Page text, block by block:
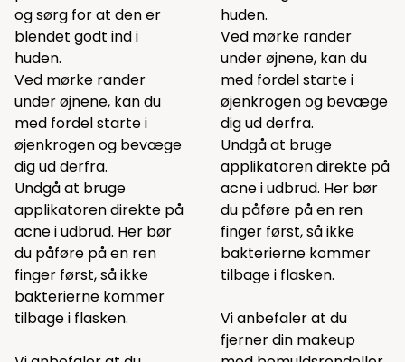
og sørg for at den er
blendet godt ind i
huden.
Ved mørke rander
under øjnene, kan du
med fordel starte i
øjenkrogen og bevæge
dig ud derfra.
Undgå at bruge
applikatoren direkte på
acne i udbrud. Her bør
du påføre på en ren
finger først, så ikke
bakterierne kommer
tilbage i flasken.
huden.
Ved mørke rander
under øjnene, kan du
med fordel starte i
øjenkrogen og bevæge
dig ud derfra.
Undgå at bruge
applikatoren direkte på
acne i udbrud. Her bør
du påføre på en ren
finger først, så ikke
bakterierne kommer
tilbage i flasken.
Vi anbefaler at du
fjerner din makeup